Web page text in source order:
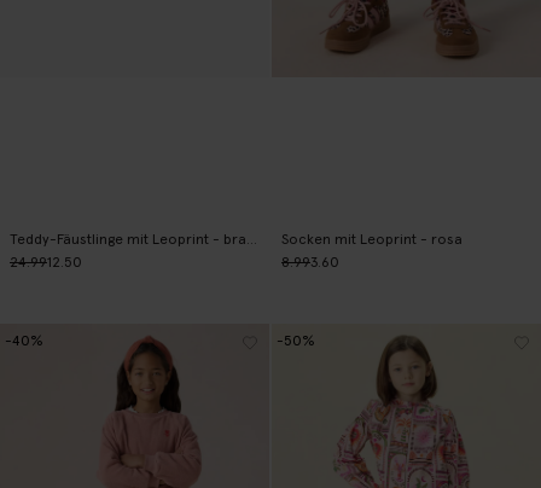
Teddy-Fäustlinge mit Leoprint - braun
24.9912.50
Socken mit Leoprint - rosa
8.993.60
-40% -50%